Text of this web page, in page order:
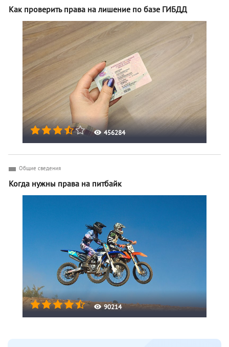
456284
Как проверить права на лишение по базе ГИБДД
90214
Общие сведения
Когда нужны права на питбайк